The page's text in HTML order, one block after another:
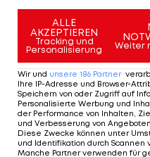
(21:05).
Mehr zum
ALLE
AKZEPTIEREN
Tracking und
Personalisierung
Weiter
Wir und unsere 186 Partner
Ihre IP-Adresse und Browser-
Speichern von oder Zugriff auf
Personalisierte Werbung und
der Performance von Inhalten,
und Verbesserung von Angeboten
Diese Zwecke können unter
und Identifikation durch Scannen
Manche Partner verwenden für